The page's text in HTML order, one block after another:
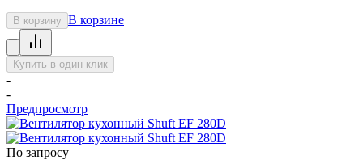
В корзину В корзине
Купить в один клик
-
-
Предпросмотр
По запросу